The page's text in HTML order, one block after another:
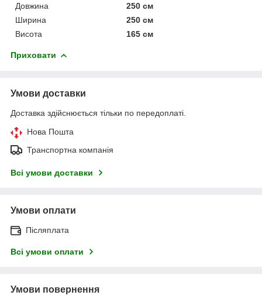
Довжина
250 см
Ширина
250 см
Висота
165 см
Приховати
Умови доставки
Доставка здійснюється тільки по передоплаті.
Нова Пошта
Транспортна компанія
Всі умови доставки
Умови оплати
Післяплата
Всі умови оплати
Умови повернення